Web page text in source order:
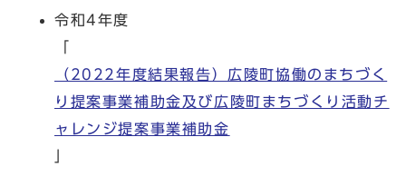
令和4年度
（2022年度結果報告）広陵町協働のまちづく
り提案事業補助金及び広陵町まちづくり活動チ
ャレンジ提案事業補助金